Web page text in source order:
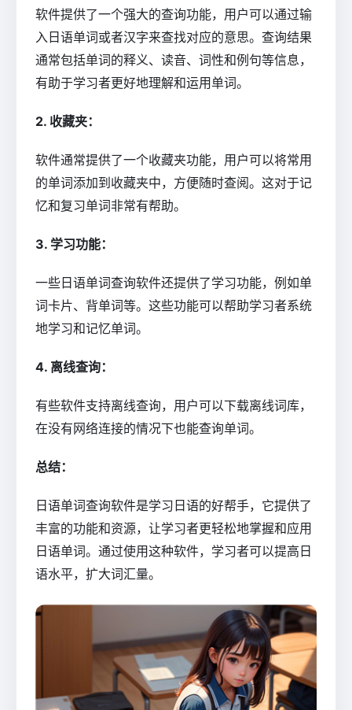
软件提供了一个强大的查询功能，用户可以通过输
入日语单词或者汉字来查找对应的意思。查询结果
通常包括单词的释义、读音、词性和例句等信息，
有助于学习者更好地理解和运用单词。
2. 收藏夹：
软件通常提供了一个收藏夹功能，用户可以将常用
的单词添加到收藏夹中，方便随时查阅。这对于记
忆和复习单词非常有帮助。
3. 学习功能：
一些日语单词查询软件还提供了学习功能，例如单
词卡片、背单词等。这些功能可以帮助学习者系统
地学习和记忆单词。
4. 离线查询：
有些软件支持离线查询，用户可以下载离线词库，
在没有网络连接的情况下也能查询单词。
总结：
日语单词查询软件是学习日语的好帮手，它提供了
丰富的功能和资源，让学习者更轻松地掌握和应用
日语单词。通过使用这种软件，学习者可以提高日
语水平，扩大词汇量。